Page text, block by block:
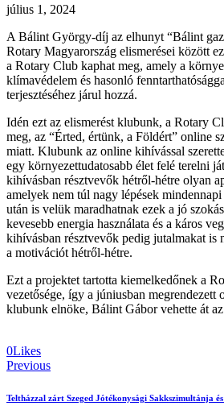
július 1, 2024
A Bálint György-díj az elhunyt “Bálint
Rotary Magyarország elismerései között
a Rotary Club kaphat meg, amely a
klímavédelem és hasonló
terjesztéséhez járul hozzá.
Idén ezt az elismerést klubunk, a Rotary
meg, az “Érted, értünk, a Földért” online
miatt. Klubunk az online kihívással
egy környezettudatosabb élet felé terelni
kihívásban résztvevők hétről-hétre olyan
amelyek nem túl nagy lépések
után is velük maradhatnak ezek a jó
kevesebb energia használata és a káros
kihívásban résztvevők pedig jutalmakat is
a motivációt hétről-hétre.
Ezt a projektet tartotta kiemelkedőnek a
vezetősége, így a júniusban megrendezett
klubunk elnöke, Bálint Gábor vehette át az
0Likes
Bejegyzés
navigáció
Previous
Teltházzal zárt Szeged Jótékonysági Sakkszimultánja